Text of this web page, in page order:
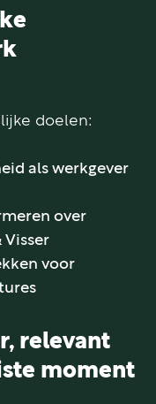
doelen:
als werkgever
over
Visser
voor
relevant
moment